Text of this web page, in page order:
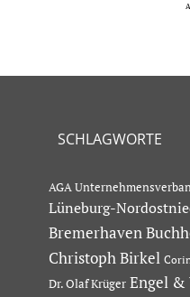
SCHLAGWORTE
AGA
Lüneburg-
Bremerhaven
Christoph Birkel
Dr. Olaf Krüger Engel &